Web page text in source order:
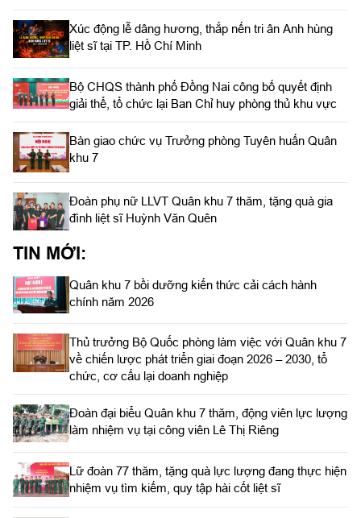
Xúc động lễ dâng hương, thắp nến tri ân Anh hùng
liệt sĩ tại TP. Hồ Chí Minh
Bộ CHQS thành phố Đồng Nai công bố quyết định
giải thể, tổ chức lại Ban Chỉ huy phòng thủ khu vực
Bàn giao chức vụ Trưởng phòng Tuyên huấn Quân
khu 7
Đoàn phụ nữ LLVT Quân khu 7 thăm, tặng quà gia
đình liệt sĩ Huỳnh Văn Quên
TIN MỚI:
Quân khu 7 bồi dưỡng kiến thức cải cách hành
chính năm 2026
Thủ trưởng Bộ Quốc phòng làm việc với Quân khu 7
về chiến lược phát triển giai đoạn 2026 – 2030, tổ
chức, cơ cấu lại doanh nghiệp
Đoàn đại biểu Quân khu 7 thăm, động viên lực lượng
làm nhiệm vụ tại công viên Lê Thị Riêng
Lữ đoàn 77 thăm, tặng quà lực lượng đang thực hiện
nhiệm vụ tìm kiếm, quy tập hài cốt liệt sĩ